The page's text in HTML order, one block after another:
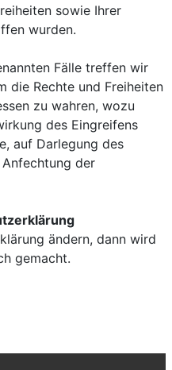
sowie Ihrer
wurden.
Fälle treffen wir
die Rechte und Freiheiten
zu wahren, wozu
des Eingreifens
auf Darlegung des
der
ändern, dann wird
gemacht.